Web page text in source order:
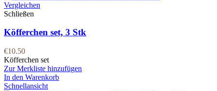
Vergleichen
Schließen
Köfferchen set, 3 Stk
€10.50
Köfferchen set
Zur Merkliste hinzufügen
In den Warenkorb
Schnellansicht